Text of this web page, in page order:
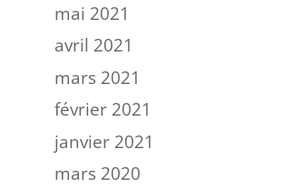
mai 2021
avril 2021
mars 2021
février 2021
janvier 2021
mars 2020